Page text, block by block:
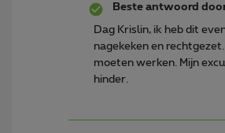
Beste antwoord
Dag Krislin, ik heb dit
nagekeken en
moeten werken. Mijn
hinder.